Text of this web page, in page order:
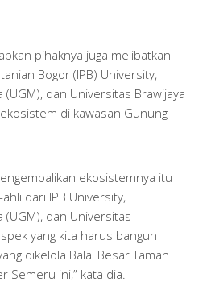
pihaknya juga melibatkan
Bogor (IPB) University,
dan Universitas Brawijaya
di kawasan Gunung
ekosistemnya itu
dari IPB University,
(UGM), dan Universitas
yang kita harus bangun
dikelola Balai Besar Taman
Semeru ini,” kata dia.